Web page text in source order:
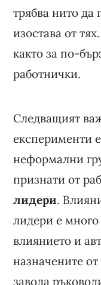
трябва нито да
изостава от
както за по-
работнички.
Следващият
експерименти
неформални
признати от
лидери.
лидери е
влиянието и
назначените
завода